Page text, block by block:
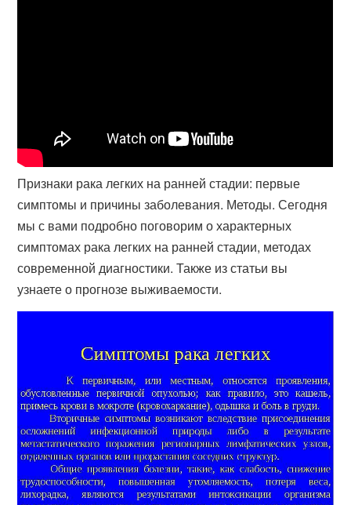
Признаки рака легких на ранней стадии: первые
симптомы и причины заболевания. Методы. Сегодня
мы с вами подробно поговорим о характерных
симптомах рака легких на ранней стадии, методах
современной диагностики. Также из статьи вы
узнаете о прогнозе выживаемости.